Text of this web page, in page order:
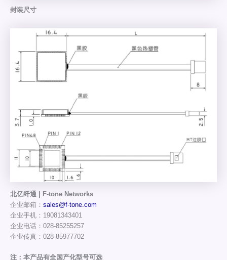
封装尺寸
北亿纤通 | F-tone Networks
企业邮箱： sales@f-tone.com
企业手机：19081343401
企业电话：028-85255257
企业传真：028-85977702
注：本产品有全国产化型号可选